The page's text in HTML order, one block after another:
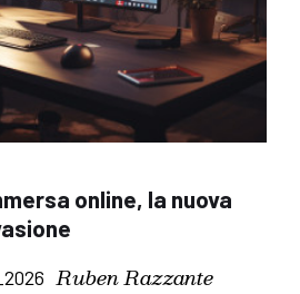
online, la nuova
Ruben Razzante